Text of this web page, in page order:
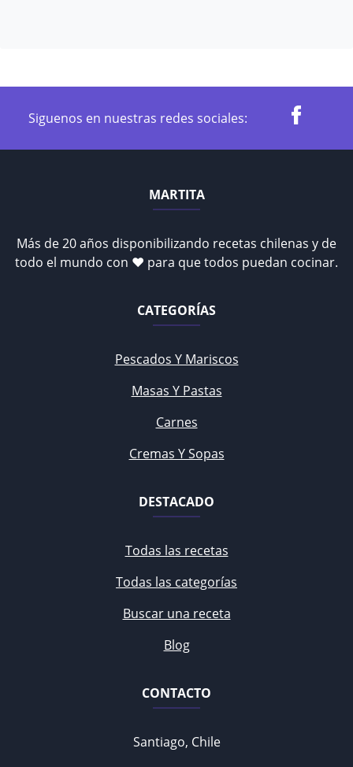
Siguenos en nuestras redes sociales:
MARTITA
Más de 20 años disponibilizando recetas chilenas y de
todo el mundo con ♥ para que todos puedan cocinar.
CATEGORÍAS
Pescados Y Mariscos
Masas Y Pastas
Carnes
Cremas Y Sopas
DESTACADO
Todas las recetas
Todas las categorías
Buscar una receta
Blog
CONTACTO
Santiago, Chile